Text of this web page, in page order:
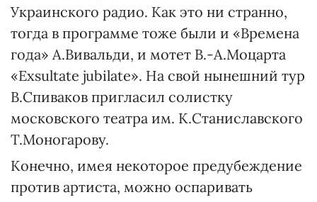
Украинского радио. Как это ни странно,
тогда в программе тоже были и «Времена
года» А.Вивальди, и мотет В.-А.Моцарта
«Exsultate jubilate». На свой нынешний тур
В.Спиваков пригласил солистку
московского театра им. К.Станиславского
Т.Моногарову.
Конечно, имея некоторое предубеждение
против артиста, можно оспаривать